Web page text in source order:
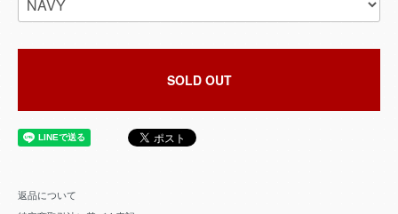
SOLD OUT
返品について